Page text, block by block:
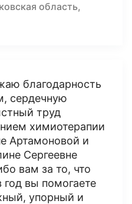
область,
благодарность
сердечную
труд
химиотерапии
Артамоновой и
Сергеевне
вам за то, что
год вы помогаете
упорный и